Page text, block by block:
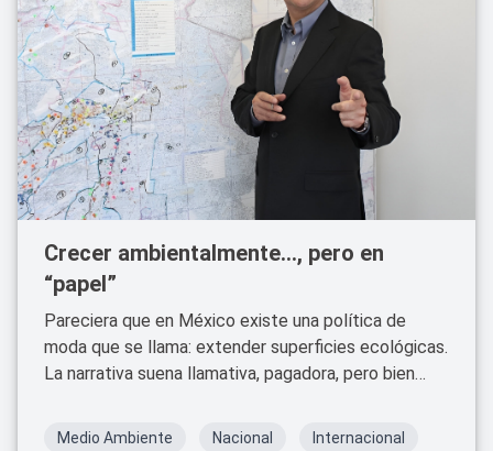
Crecer ambientalmente…, pero en
“papel”
Pareciera que en México existe una política de
moda que se llama: extender superficies ecológicas.
La narrativa suena llamativa, pagadora, pero bien
en buenas intenciones.
Medio Ambiente Nacional
Internacional